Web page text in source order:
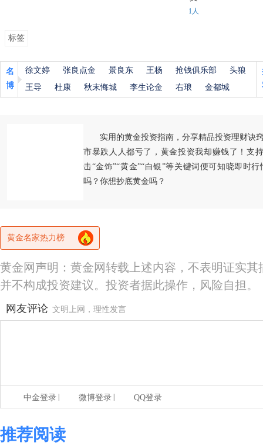
1人
标签
名
博
徐文婷 张良点金 景良东 王杨 抢钱俱乐部
头狼
王导
杜康 秋末悔城 李生论金 右琅 金都城
实用的黄金投资指南，分享精品投资理财诀
市暴跌人人都亏了，黄金投资我却赚钱了！支
击“金饰”“黄金”“白银”等关键词便可知晓即时
吗？你想抄底黄金吗？
黄金名家热力榜
黄金网声明：黄金网转载上述内容，不表明证实
并不构成投资建议。投资者据此操作，风险自担。
网友评论 文明上网，理性发言
中金登录 微博登录 QQ登录
推荐阅读